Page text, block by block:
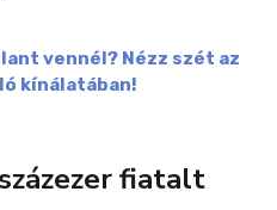
vennél? Nézz szét az
kínálatában!
fiatalt